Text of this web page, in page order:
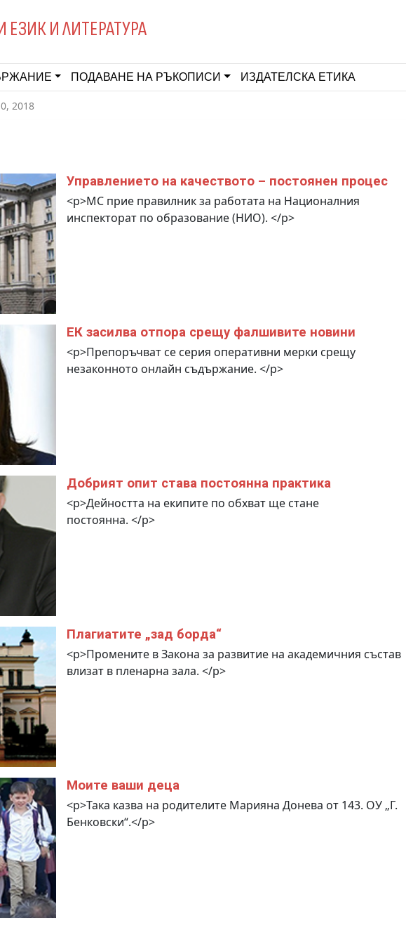
ЕЗИК И ЛИТЕРАТУРА
ПОДАВАНЕ НА РЪКОПИСИ ИЗДАТЕЛСКА ЕТИКА
2018
Управлението на качеството – постоянен процес
<p>МС прие правилник за работата на Националния
инспекторат по образование (НИО). </p>
ЕК засилва отпора срещу фалшивите новини
<p>Препоръчват се серия оперативни мерки срещу
незаконното онлайн съдържание. </p>
Добрият опит става постоянна практика
<p>Дейността на екипите по обхват ще стане
постоянна. </p>
Плагиатите „зад борда“
<p>Промените в Закона за развитие на академичния състав
влизат в пленарна зала. </p>
Моите ваши деца
<p>Така казва на родителите Марияна Донева от 143. ОУ „Г.
Бенковски“.</p>